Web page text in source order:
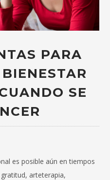
PARA
SE
es posible aún en tiempos
arteterapia,